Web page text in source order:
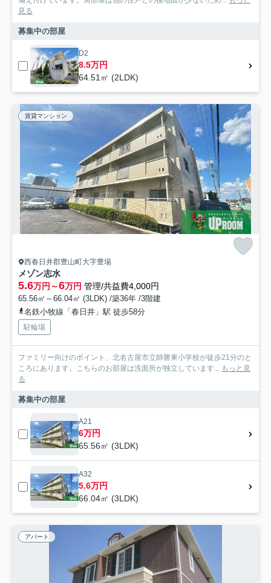
見る
募集中の部屋
D2
8.5万円
64.51㎡ (2LDK)
賃貸マンション
西春日井郡豊山町大字豊場
メゾン志水
5.6万円～6万円 管理/共益費4,000円
65.56㎡～66.04㎡ (3LDK) /築36年 /3階建
名鉄小牧線「春日井」駅 徒歩58分
駐輪場
ファミリー向けのポイント、北名古屋市立師勝東小学校が徒歩21分のと
ころにあります。こちらのお部屋は洗面所が独立しています... もっと見
る
募集中の部屋
A21
6万円
65.56㎡ (3LDK)
A32
5.6万円
66.04㎡ (3LDK)
アパート